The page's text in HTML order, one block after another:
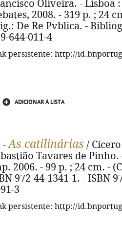
Oliveira. - Lisboa
2008. - 319 p. ; 24
De Re Pvblica. -
644-011-4
persistente: http://
ADICIONAR À LISTA
-As catilinárias /
Tavares de Pinho.
2006. - 99 p. ; 24 cm. -
972-44-1341-1. - ISBN
3
persistente: http://